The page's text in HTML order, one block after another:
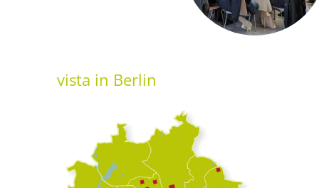
vista in Berlin